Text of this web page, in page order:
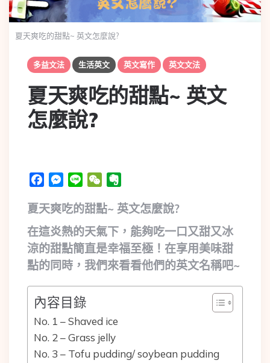
夏天爽吃的甜點~ 英文怎麼說?
多益文法 生活英文 英文寫作 英文文法
夏天爽吃的甜點~ 英文
怎麼說?
FacebookMessenger
Line WeChat
夏天爽吃的甜點~ 英文怎麼說?
在這炎熱的天氣下，能夠吃一口又甜又冰
涼的甜點簡直是幸福至極！在享用美味甜
點的同時，我們來看看他們的英文名稱吧~
內容目錄
No. 1 – Shaved ice
No. 2 – Grass jelly
No. 3 – Tofu pudding/ soybean pudding